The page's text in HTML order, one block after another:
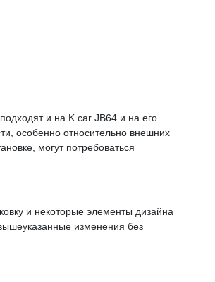
и на K car JB64 и на его
особенно относительно внешних
могут потребоваться
и некоторые элементы дизайна
изменения без